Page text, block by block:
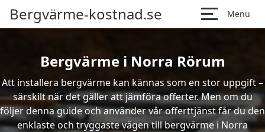
Bergvärme-kostnad.se Menu
Bergvärme i Norra Rörum
Att installera bergvärme kan kännas som en stor uppgift –
särskilt när det gäller att jämföra offerter. Men om du
följer denna guide och använder vår offerttjänst får du den
enklaste och tryggaste vägen till bergvärme i Norra